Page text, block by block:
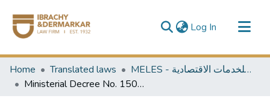
Log In (current)
Communities & Collections
All of DSpace
Home Translated laws
MELES - مكتبة الشرق الأوسط للخدمات الاقتصادية
Ministerial Decree No. 150/2016 Regarding the Establishment of a Committee for Deciding on the Requests for the exception from the Prescribed Percentage of the Employment of Foreign Labor against the Egyptian Labor, and the Determination of the Responsibilities thereof = قرار وزاري رقم 150 لسنة 2016 بشأن تشكيل لجنة للبت في طلبات الاستثناء من النسبة المقررة لاستخدام العمالة الأجنبية مقابل العمالة المصرية وتحديد اختصاصتها